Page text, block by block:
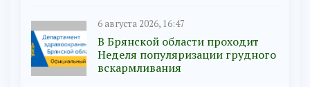
6 августа 2026, 16:47
В Брянской области проходит
Неделя популяризации грудного
вскармливания